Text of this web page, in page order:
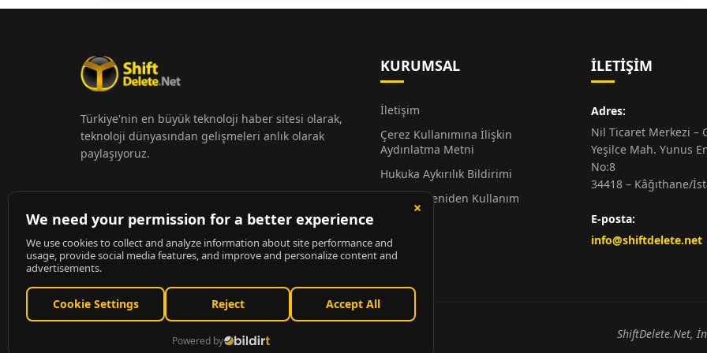
Türkiye'nin en büyük teknoloji haber sitesi olarak,
teknoloji dünyasından gelişmeleri anlık olarak
paylaşıyoruz.
KURUMSAL
İletişim
Çerez Kullanımına İlişkin
Aydınlatma Metni
Hukuka Aykırılık Bildirimi
Alıntı ve Yeniden Kullanım
Hakkında
Künye
İLETIŞIM
Adres:
Nil Ticaret Merkezi –
Yeşilce Mah. Yunus
No:8
34418 – Kâğıthane/
E-posta:
info@shiftdelete.net
ShiftDelete.Net - Tüm hakları saklıdır. ShiftDelete.Net,